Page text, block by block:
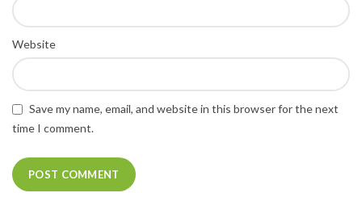
Website
Save my name, email, and website in this browser for the next
time I comment.